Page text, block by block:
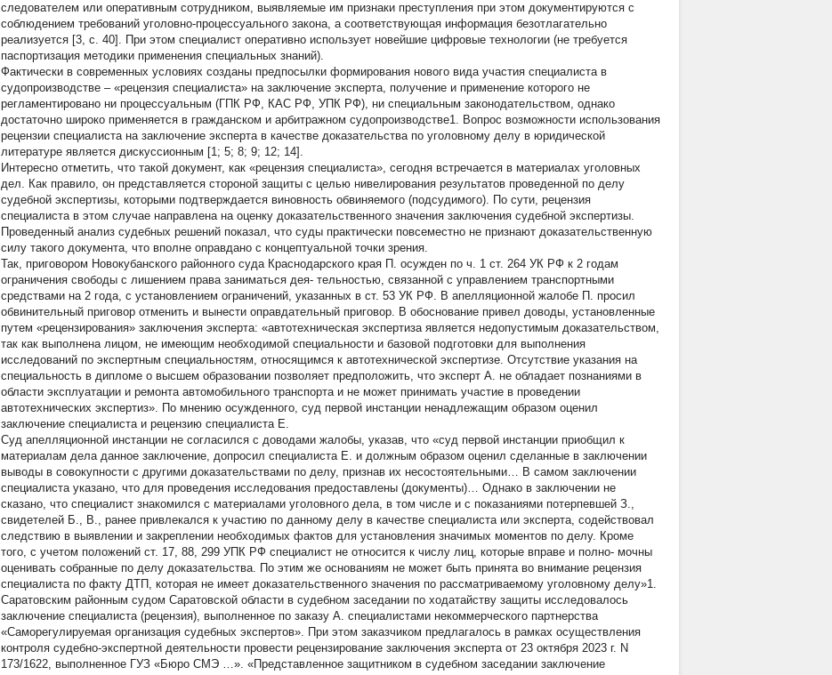
следователем или оперативным сотрудником, выявляемые им признаки преступления при этом документируются с
соблюдением требований уголовно-процессуального закона, а соответствующая информация безотлагательно
реализуется [3, с. 40]. При этом специалист оперативно использует новейшие цифровые технологии (не требуется
паспортизация методики применения специальных знаний).
Фактически в современных условиях созданы предпосылки формирования нового вида участия специалиста в
судопроизводстве – «рецензия специалиста» на заключение эксперта, получение и применение которого не
регламентировано ни процессуальным (ГПК РФ, КАС РФ, УПК РФ), ни специальным законодательством, однако
достаточно широко применяется в гражданском и арбитражном судопроизводстве1. Вопрос возможности использования
рецензии специалиста на заключение эксперта в качестве доказательства по уголовному делу в юридической
литературе является дискуссионным [1; 5; 8; 9; 12; 14].
Интересно отметить, что такой документ, как «рецензия специалиста», сегодня встречается в материалах уголовных
дел. Как правило, он представляется стороной защиты с целью нивелирования результатов проведенной по делу
судебной экспертизы, которыми подтверждается виновность обвиняемого (подсудимого). По сути, рецензия
специалиста в этом случае направлена на оценку доказательственного значения заключения судебной экспертизы.
Проведенный анализ судебных решений показал, что суды практически повсеместно не признают доказательственную
силу такого документа, что вполне оправдано с концептуальной точки зрения.
Так, приговором Новокубанского районного суда Краснодарского края П. осужден по ч. 1 ст. 264 УК РФ к 2 годам
ограничения свободы с лишением права заниматься дея- тельностью, связанной с управлением транспортными
средствами на 2 года, с установлением ограничений, указанных в ст. 53 УК РФ. В апелляционной жалобе П. просил
обвинительный приговор отменить и вынести оправдательный приговор. В обоснование привел доводы, установленные
путем «рецензирования» заключения эксперта: «автотехническая экспертиза является недопустимым доказательством,
так как выполнена лицом, не имеющим необходимой специальности и базовой подготовки для выполнения
исследований по экспертным специальностям, относящимся к автотехнической экспертизе. Отсутствие указания на
специальность в дипломе о высшем образовании позволяет предположить, что эксперт А. не обладает познаниями в
области эксплуатации и ремонта автомобильного транспорта и не может принимать участие в проведении
автотехнических экспертиз». По мнению осужденного, суд первой инстанции ненадлежащим образом оценил
заключение специалиста и рецензию специалиста Е.
Суд апелляционной инстанции не согласился с доводами жалобы, указав, что «суд первой инстанции приобщил к
материалам дела данное заключение, допросил специалиста Е. и должным образом оценил сделанные в заключении
выводы в совокупности с другими доказательствами по делу, признав их несостоятельными… В самом заключении
специалиста указано, что для проведения исследования предоставлены (документы)… Однако в заключении не
сказано, что специалист знакомился с материалами уголовного дела, в том числе и с показаниями потерпевшей З.,
свидетелей Б., В., ранее привлекался к участию по данному делу в качестве специалиста или эксперта, содействовал
следствию в выявлении и закреплении необходимых фактов для установления значимых моментов по делу. Кроме
того, с учетом положений ст. 17, 88, 299 УПК РФ специалист не относится к числу лиц, которые вправе и полно- мочны
оценивать собранные по делу доказательства. По этим же основаниям не может быть принята во внимание рецензия
специалиста по факту ДТП, которая не имеет доказательственного значения по рассматриваемому уголовному делу»1.
Саратовским районным судом Саратовской области в судебном заседании по ходатайству защиты исследовалось
заключение специалиста (рецензия), выполненное по заказу А. специалистами некоммерческого партнерства
«Саморегулируемая организация судебных экспертов». При этом заказчиком предлагалось в рамках осуществления
контроля судебно-экспертной деятельности провести рецензирование заключения эксперта от 23 октября 2023 г. N
173/1622, выполненное ГУЗ «Бюро СМЭ …». «Представленное защитником в судебном заседании заключение